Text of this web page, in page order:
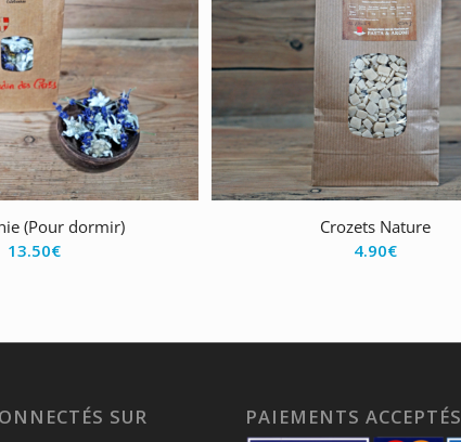
(Pour dormir)
13.50€
Crozets Nature
4.90€
SUR PAIEMENTS ACCEPTÉS